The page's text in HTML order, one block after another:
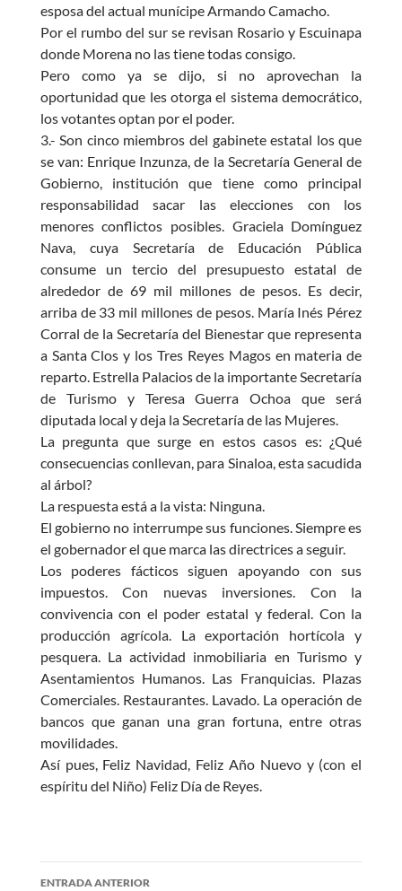
esposa del actual munícipe Armando Camacho.
Por el rumbo del sur se revisan Rosario y Escuinapa
donde Morena no las tiene todas consigo.
Pero como ya se dijo, si no aprovechan la
oportunidad que les otorga el sistema democrático,
los votantes optan por el poder.
3.- Son cinco miembros del gabinete estatal los que
se van: Enrique Inzunza, de la Secretaría General de
Gobierno, institución que tiene como principal
responsabilidad sacar las elecciones con los
menores conflictos posibles. Graciela Domínguez
Nava, cuya Secretaría de Educación Pública
consume un tercio del presupuesto estatal de
alrededor de 69 mil millones de pesos. Es decir,
arriba de 33 mil millones de pesos. María Inés Pérez
Corral de la Secretaría del Bienestar que representa
a Santa Clos y los Tres Reyes Magos en materia de
reparto. Estrella Palacios de la importante Secretaría
de Turismo y Teresa Guerra Ochoa que será
diputada local y deja la Secretaría de las Mujeres.
La pregunta que surge en estos casos es: ¿Qué
consecuencias conllevan, para Sinaloa, esta sacudida
al árbol?
La respuesta está a la vista: Ninguna.
El gobierno no interrumpe sus funciones. Siempre es
el gobernador el que marca las directrices a seguir.
Los poderes fácticos siguen apoyando con sus
impuestos. Con nuevas inversiones. Con la
convivencia con el poder estatal y federal. Con la
producción agrícola. La exportación hortícola y
pesquera. La actividad inmobiliaria en Turismo y
Asentamientos Humanos. Las Franquicias. Plazas
Comerciales. Restaurantes. Lavado. La operación de
bancos que ganan una gran fortuna, entre otras
movilidades.
Así pues, Feliz Navidad, Feliz Año Nuevo y (con el
espíritu del Niño) Feliz Día de Reyes.
Navegación
ENTRADA ANTERIOR